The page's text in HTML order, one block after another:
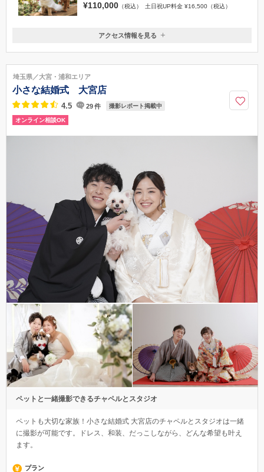
¥110,000 （税込） 土日祝UP料金 ¥16,500（税込）
埼玉県さいたま市西区西大宮3-32-1
048-729-8327
アクセス情報を見る
埼玉県／大宮・浦和エリア
小さな結婚式 大宮店
4.5 29件 撮影レポート掲載中
オンライン相談OK
ペットと一緒撮影できるチャペルとスタジオ
ペットも大切な家族！小さな結婚式 大宮店のチャペルとスタジオは一緒
に撮影が可能です。ドレス、和装、だっこしながら、どんな希望も叶え
ます。
プラン